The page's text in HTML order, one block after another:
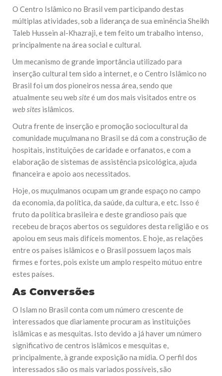
O Centro Islâmico no Brasil vem participando destas
múltiplas atividades, sob a liderança de sua eminência Sheikh
Taleb Hussein al-Khazraji, e tem feito um trabalho intenso,
principalmente na área social e cultural.
Um mecanismo de grande importância utilizado para
inserção cultural tem sido a internet, e o Centro Islâmico no
Brasil foi um dos pioneiros nessa área, sendo que
atualmente seu web siteé um dos mais visitados entre os
web sites islâmicos.
Outra frente de inserção e promoção sociocultural da
comunidade muçulmana no Brasil se dá com a construção de
hospitais, instituições de caridade e orfanatos, e com a
elaboração de sistemas de assistência psicológica, ajuda
financeira e apoio aos necessitados.
Hoje, os muçulmanos ocupam um grande espaço no campo
da economia, da política, da saúde, da cultura, e etc. Isso é
fruto da política brasileira e deste grandioso país que
recebeu de braços abertos os seguidores desta religião e os
apoiou em seus mais difíceis momentos. E hoje, as relações
entre os países islâmicos e o Brasil possuem laços mais
firmes e fortes, pois existe um amplo respeito mútuo entre
estes países.
As Conversões
O Islam no Brasil conta com um número crescente de
interessados que diariamente procuram as instituições
islâmicas e as mesquitas. Isto devido a já haver um número
significativo de centros islâmicos e mesquitas e,
principalmente, à grande exposição na mídia. O perfil dos
interessados são os mais variados possíveis, são